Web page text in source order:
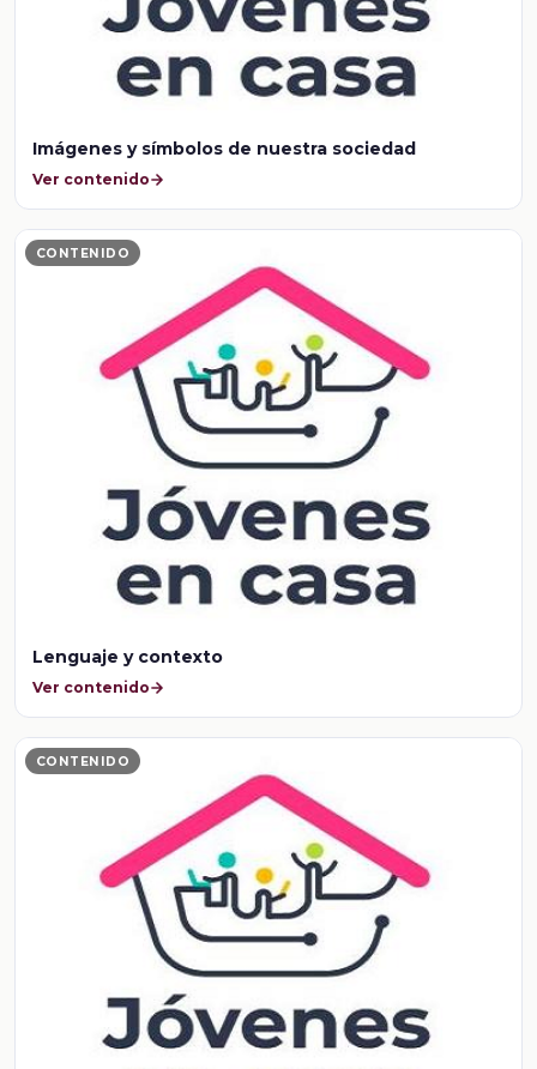
Imágenes y símbolos de nuestra sociedad
Ver contenido
CONTENIDO
Lenguaje y contexto
Ver contenido
CONTENIDO